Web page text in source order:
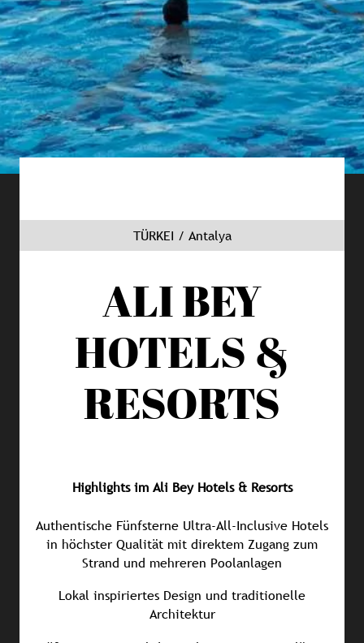
TÜRKEI / Antalya
ALI BEY
HOTELS &
RESORTS
Highlights im Ali Bey Hotels & Resorts
Authentische Fünfsterne Ultra-All-Inclusive Hotels
in höchster Qualität mit direktem Zugang zum
Strand und mehreren Poolanlagen
Lokal inspiriertes Design und traditionelle
Architektur